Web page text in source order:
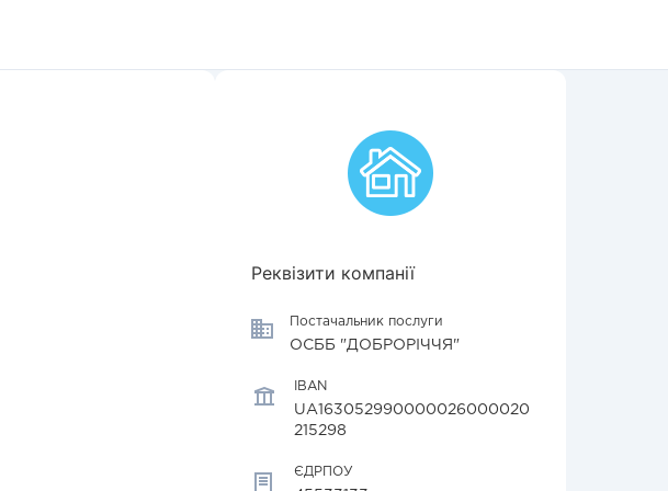
Реквізити компанії
Постачальник послуги
ОСББ "ДОБРОРІЧЧЯ"
IBAN
UA163052990000026000020
215298
ЄДРПОУ